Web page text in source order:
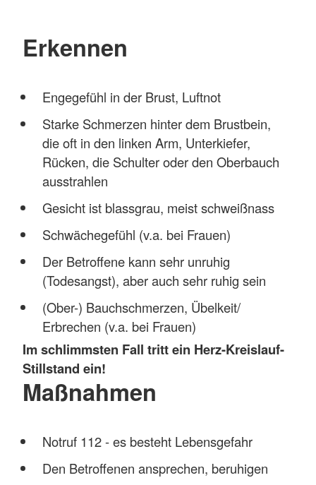
Erkennen
Engegefühl in der Brust, Luftnot
Starke Schmerzen hinter dem Brustbein,
die oft in den linken Arm, Unterkiefer,
Rücken, die Schulter oder den Oberbauch
ausstrahlen
Gesicht ist blassgrau, meist schweißnass
Schwächegefühl (v.a. bei Frauen)
Der Betroffene kann sehr unruhig
(Todesangst), aber auch sehr ruhig sein
(Ober-) Bauchschmerzen, Übelkeit/
Erbrechen (v.a. bei Frauen)
Im schlimmsten Fall tritt ein Herz-Kreislauf-
Stillstand ein!
Maßnahmen
Notruf 112 - es besteht Lebensgefahr
Den Betroffenen ansprechen, beruhigen